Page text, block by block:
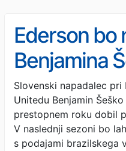
Ederson bo
Benjamina
Slovenski napadalec pri
Unitedu Benjamin
prestopnem roku dobil
V naslednji sezoni bo
s podajami brazilskega